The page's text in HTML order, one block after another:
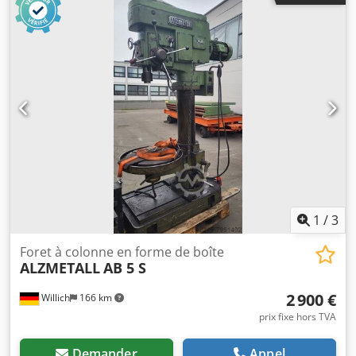
mm/tr Diamètre de la colonne 220 mm Distance
broche/table max. 670 mm Distance broche/plaque de
base 1180 mm Puissance totale requise 4 kW Poids de la
machine env. 1,4 t Dimensions de la machine L x l x H 1,5 x
0,75 x 2,4 m Credpfxsvh I U Tj Agdef Accessoires : mandrin
à serrage rapide, dispositif d'arrosage
1 /3
Willich 166 km
Foret à colonne en forme de boîte
ALZMETALLAB 5 S
2 900 €
prix fixe hors TVA